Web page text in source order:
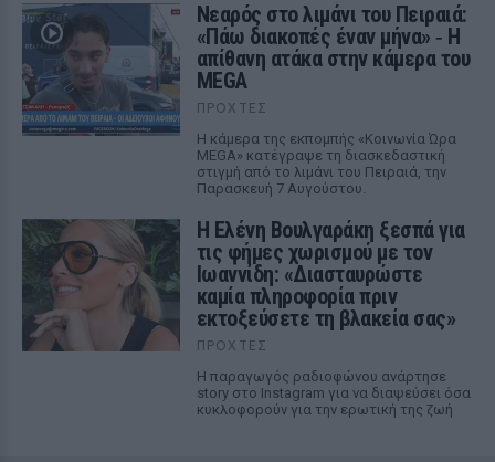
Νεαρός στο λιμάνι του Πειραιά:
«Πάω διακοπές έναν μήνα» ‑ Η
απίθανη ατάκα στην κάμερα του
MEGA
ΠΡΟΧΤΈΣ
Η κάμερα της εκπομπής «Κοινωνία Ώρα
MEGA» κατέγραψε τη διασκεδαστική
στιγμή από το λιμάνι του Πειραιά, την
Παρασκευή 7 Αυγούστου.
Η Ελένη Βουλγαράκη ξεσπά για
τις φήμες χωρισμού με τον
Ιωαννίδη: «Διασταυρώστε
καμία πληροφορία πριν
εκτοξεύσετε τη βλακεία σας»
ΠΡΟΧΤΈΣ
Η παραγωγός ραδιοφώνου ανάρτησε
story στο Instagram για να διαψεύσει όσα
κυκλοφορούν για την ερωτική της ζωή